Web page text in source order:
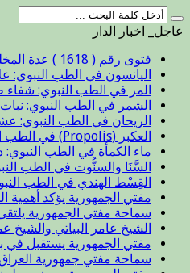
عاجل_ اخبار الدار
فتوى رقم ( 1618 ) عدة المخلوعة
اليانسون في الطب النبوي:
المر في الطب النبوي: شفاء
الشمر في الطب النبوي:
الريحان في الطب النبوي:
العكبر (Propolis) في الطب النبوي: الشفاء من خيرات النحل
ماء الكمأة في الطب النبوي:
السَّنَا والسنُّوت في الطب
القِسْط الهندي في الطب
مفتي الجمهورية يؤكد أهمية
سماحة مفتي الجمهورية
الشيخ عامر البياتي والشيخ
مفتي الجمهورية يستقبل في
سماحة مفتي جمهورية